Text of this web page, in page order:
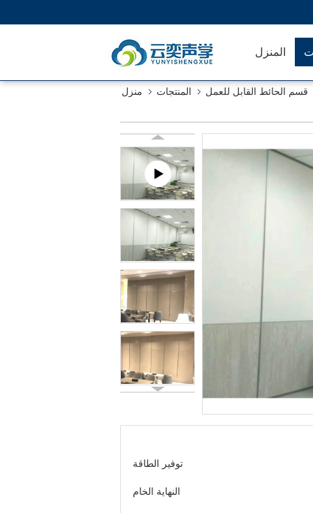
المنزل
منزل المنتجات قسم الحائط القابل للعمل
توفير الطاقة
النهاية الخام